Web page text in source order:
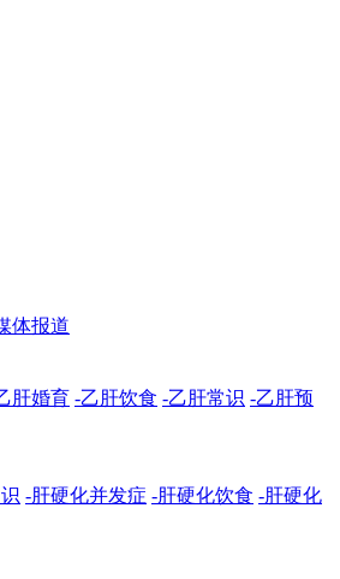
体报道
肝婚育 -乙肝饮食 -乙肝常识 -乙肝预
-肝硬化并发症 -肝硬化饮食 -肝硬化